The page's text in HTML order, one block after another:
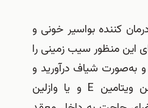
كننده بواسیر خونی و
این منظور سیب زمینی را
و به‌صورت شیاف درآورید و
روی آن كمی روغن ویتامین E و یا وازلین